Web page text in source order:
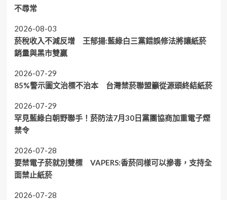
不尋常
2026-08-03
菸稅收入不減反增 王郁揚:藍綠白三黨錯誤修法將讓紙菸
銷量與黑市雙贏
2026-07-29
85%警示圖文治標不治本 台灣禁菸聯盟籲從源頭終結紙菸
2026-07-29
罕見藍綠白朝野聯手！菸防法7月30日黨團協商加重電子煙
禁令
2026-07-28
要禁電子菸就別雙標 VAPERS:香菸同樣可以摻毒，支持全
面禁止紙菸
2026-07-28